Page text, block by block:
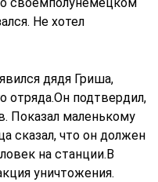
Не хотел
дядя Гриша,
отряда.Он подтвердил,
Показал маленькому
сказал, что он должен
на станции.В
уничтожения.